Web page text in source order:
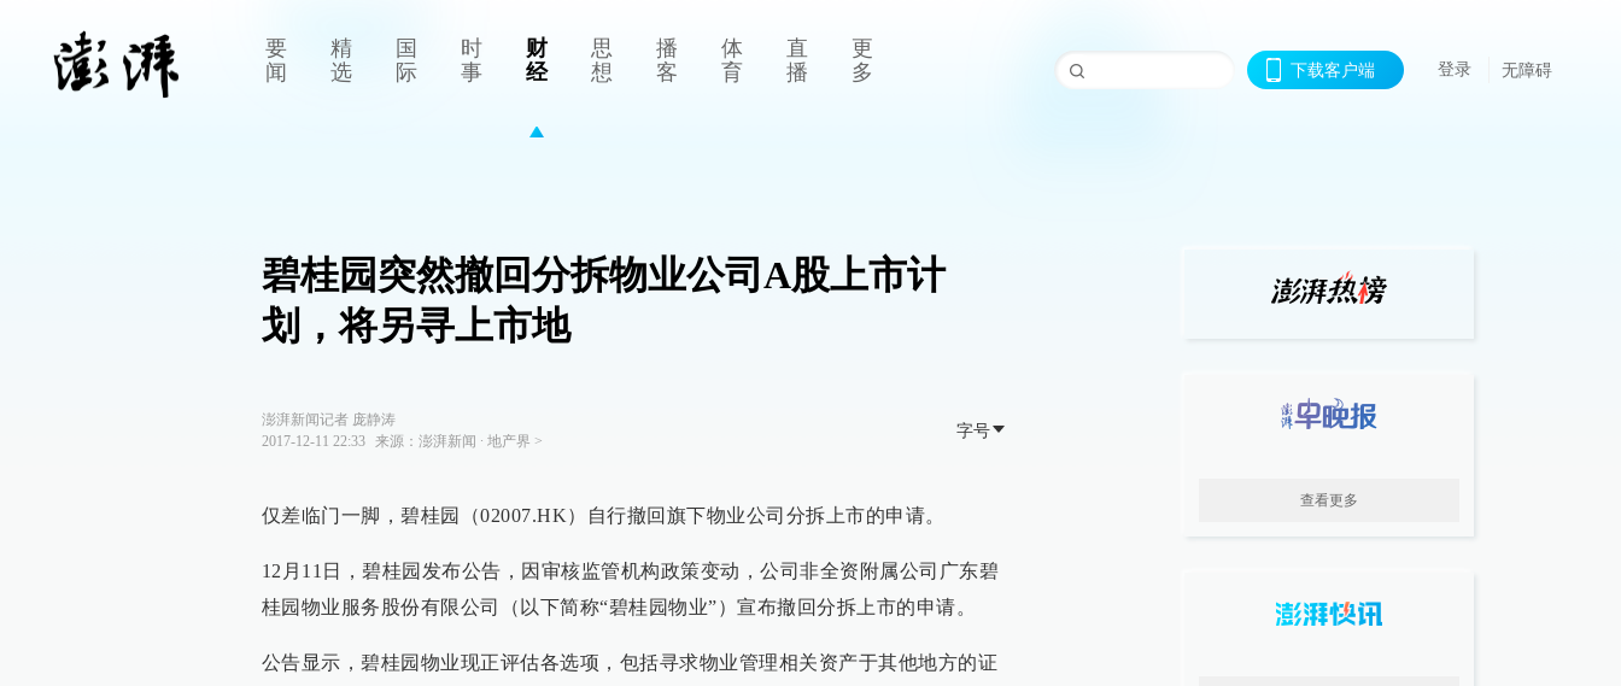
要
闻
精
选
国
际
时
事
财
经
思
想
播
客
体
育
直
播
更
多
下载客户端 登录 无障碍
碧桂园突然撤回分拆物业公司A股上市计
划，将另寻上市地
澎湃新闻记者 庞静涛
2017-12-11 22:33
来源： 澎湃新闻 ∙ 地产界 >
字号
仅差临门一脚，碧桂园（02007.HK）自行撤回旗下物业公司分拆上市的申请。
12月11日，碧桂园发布公告，因审核监管机构政策变动，公司非全资附属公司广东碧
桂园物业服务股份有限公司（以下简称“碧桂园物业”）宣布撤回分拆上市的申请。
公告显示，碧桂园物业现正评估各选项，包括寻求物业管理相关资产于其他地方的证
查看更多